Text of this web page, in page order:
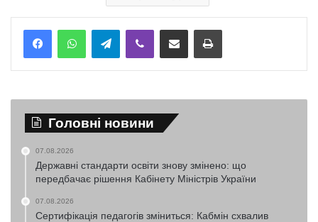
TelegramViber Надіслати електронною поштоюНадрукувати
Головні новини
07.08.2026
Державні стандарти освіти знову змінено: що
передбачає рішення Кабінету Міністрів України
07.08.2026
Сертифікація педагогів зміниться: Кабмін схвалив